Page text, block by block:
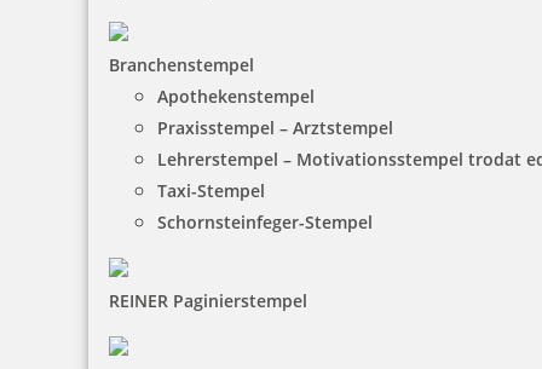
Branchenstempel
Apothekenstempel
Praxisstempel – Arztstempel
Lehrerstempel – Motivationsstempel trodat
Taxi-Stempel
Schornsteinfeger-Stempel
REINER Paginierstempel